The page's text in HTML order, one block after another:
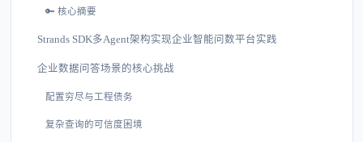
🔑 核心摘要
Strands SDK多Agent架构实现企业智能问数平台实践
企业数据问答场景的核心挑战
配置穷尽与工程债务
复杂查询的可信度困境